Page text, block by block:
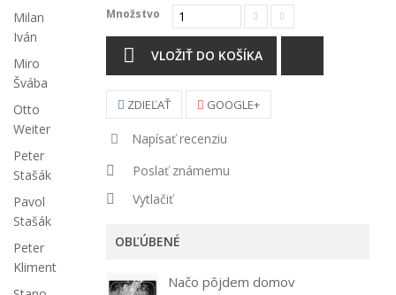
Milan
Iván
Miro
Švába
Otto
Weiter
Peter
Stašák
Pavol
Stašák
Peter
Kliment
Množstvo
VLOŽIŤ DO KOŠÍKA
ZDIEĽAŤ GOOGLE+
Napísať recenziu
Poslať známemu
Vytlačiť
OBĽÚBENÉ
Načo pôjdem domov